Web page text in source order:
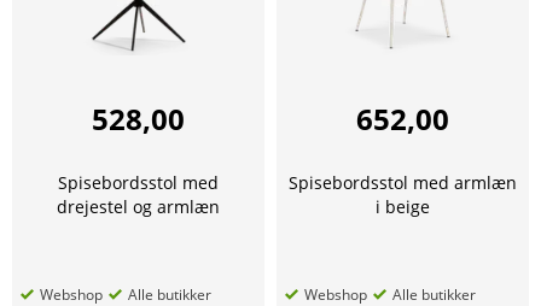
528,00
Spisebordsstol med
drejestel og armlæn
Webshop Alle butikker
652,00
Spisebordsstol med armlæn
i beige
Webshop Alle butikker